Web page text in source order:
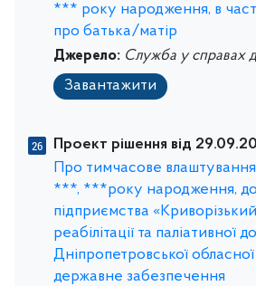
*** року народження, в
про батька/матір
Джерело: Служба у справах
Завантажити
Проект рішення від
Про тимчасове влаштування
***, ***року народження,
підприємства
реабілітації та паліативної
Дніпропетровської
державне забезпечення